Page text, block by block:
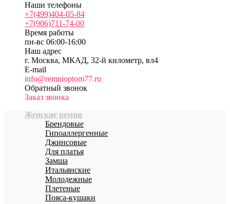
Наши телефоны
+7(499)404-05-84
+7(906)711-74-00
Время работы
пн-вс 06:00-16:00
Наш адрес
г. Москва, МКАД, 32-й километр, вл4
E-mail
info@remnioptom77.ru
Обратный звонок
Заказ звонка
Женские ремни
Брендовые
Гипоаллергенные
Джинсовые
Для платья
Замша
Итальянские
Молодежные
Плетеные
Пояса-кушаки